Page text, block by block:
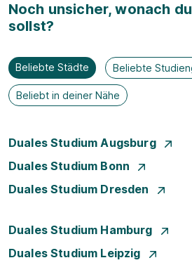
Noch unsicher, wonach
sollst?
Beliebte Städte Beliebte
Beliebt in deiner Nähe
Duales Studium Augsburg
Duales Studium Bonn
Duales Studium Dresden
Duales Studium Hamburg
Duales Studium Leipzig